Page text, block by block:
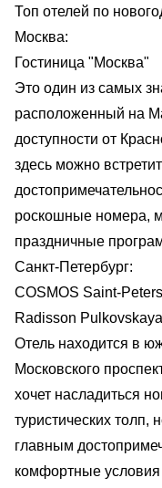
Топ отелей по
Москва:
Гостиница "Москва"
Это один из самых
расположенный на
доступности от
здесь можно
роскошные номера,
праздничные
Санкт-Петербург:
COSMOS Saint-
Radisson
Отель находится в
Московского
хочет насладиться
туристических толп,
главным
комфортные условия